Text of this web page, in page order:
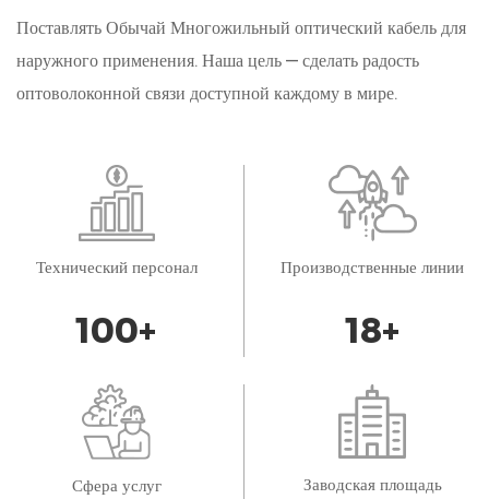
Поставлять Обычай Многожильный оптический кабель для
наружного применения. Наша цель — сделать радость
оптоволоконной связи доступной каждому в мире.
Технический персонал
100+
Производственные линии
18+
Сфера услуг Заводская площадь